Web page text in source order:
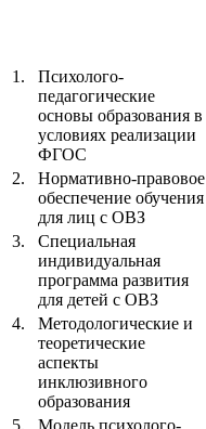
1.
Психолого-
педагогические
основы образования в
условиях реализации
ФГОС
2.
Нормативно-правовое
обеспечение обучения
для лиц с ОВЗ
3.
Специальная
индивидуальная
программа развития
для детей с ОВЗ
4.
Методологические и
теоретические
аспекты
инклюзивного
образования
5.
Модель психолого-